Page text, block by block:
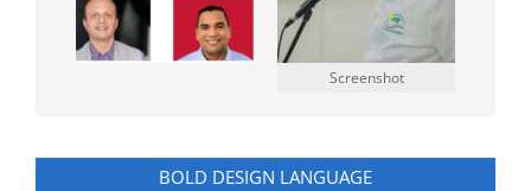
Screenshot
BOLD DESIGN LANGUAGE